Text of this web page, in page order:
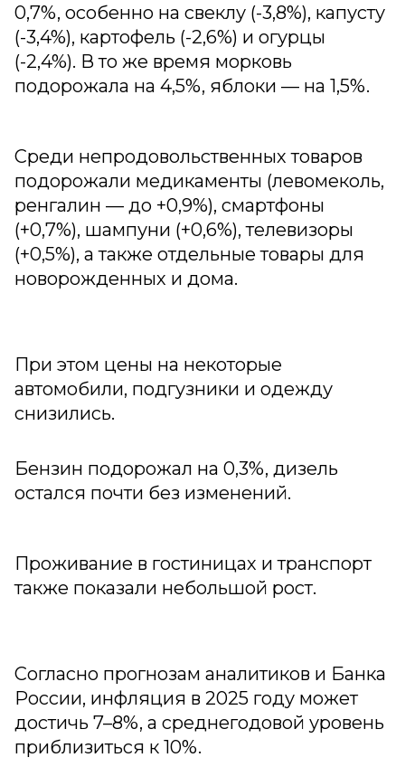
0,7%, особенно на свеклу (-3,8%), капусту
(-3,4%), картофель (-2,6%) и огурцы
(-2,4%). В то же время морковь
подорожала на 4,5%, яблоки — на 1,5%.
Среди непродовольственных товаров
подорожали медикаменты (левомеколь,
ренгалин — до +0,9%), смартфоны
(+0,7%), шампуни (+0,6%), телевизоры
(+0,5%), а также отдельные товары для
новорожденных и дома.
При этом цены на некоторые
автомобили, подгузники и одежду
снизились.
Бензин подорожал на 0,3%, дизель
остался почти без изменений.
Проживание в гостиницах и транспорт
также показали небольшой рост.
Согласно прогнозам аналитиков и Банка
России, инфляция в 2025 году может
достичь 7–8%, а среднегодовой уровень
приблизиться к 10%.